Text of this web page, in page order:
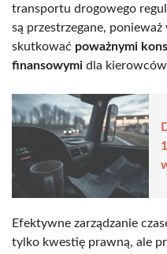
transportu drogowego
są przestrzegane,
skutkować poważnymi
finansowymi dla
Efektywne zarządzanie
tylko kwestię prawną, ale